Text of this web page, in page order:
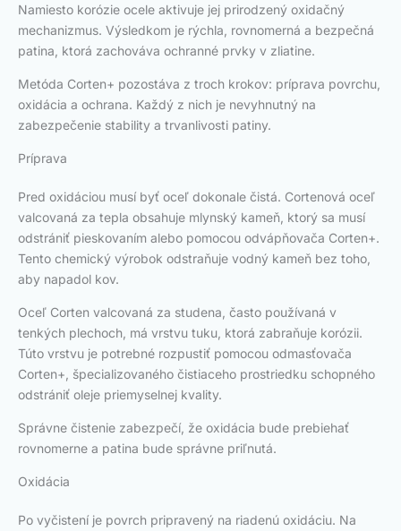
Namiesto korózie ocele aktivuje jej prirodzený oxidačný
mechanizmus. Výsledkom je rýchla, rovnomerná a bezpečná
patina, ktorá zachováva ochranné prvky v zliatine.
Metóda Corten+ pozostáva z troch krokov: príprava povrchu,
oxidácia a ochrana. Každý z nich je nevyhnutný na
zabezpečenie stability a trvanlivosti patiny.
Príprava
Pred oxidáciou musí byť oceľ dokonale čistá. Cortenová oceľ
valcovaná za tepla obsahuje mlynský kameň, ktorý sa musí
odstrániť pieskovaním alebo pomocou odvápňovača Corten+.
Tento chemický výrobok odstraňuje vodný kameň bez toho,
aby napadol kov.
Oceľ Corten valcovaná za studena, často používaná v
tenkých plechoch, má vrstvu tuku, ktorá zabraňuje korózii.
Túto vrstvu je potrebné rozpustiť pomocou odmasťovača
Corten+, špecializovaného čistiaceho prostriedku schopného
odstrániť oleje priemyselnej kvality.
Správne čistenie zabezpečí, že oxidácia bude prebiehať
rovnomerne a patina bude správne priľnutá.
Oxidácia
Po vyčistení je povrch pripravený na riadenú oxidáciu. Na